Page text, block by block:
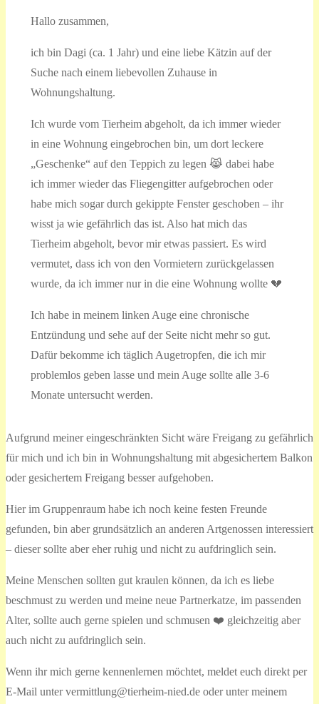
Hallo zusammen,
ich bin Dagi (ca. 1 Jahr) und eine liebe Kätzin auf der
Suche nach einem liebevollen Zuhause in
Wohnungshaltung.
Ich wurde vom Tierheim abgeholt, da ich immer wieder
in eine Wohnung eingebrochen bin, um dort leckere
„Geschenke“ auf den Teppich zu legen 😹 dabei habe
ich immer wieder das Fliegengitter aufgebrochen oder
habe mich sogar durch gekippte Fenster geschoben – ihr
wisst ja wie gefährlich das ist. Also hat mich das
Tierheim abgeholt, bevor mir etwas passiert. Es wird
vermutet, dass ich von den Vormietern zurückgelassen
wurde, da ich immer nur in die eine Wohnung wollte 💔
Ich habe in meinem linken Auge eine chronische
Entzündung und sehe auf der Seite nicht mehr so gut.
Dafür bekomme ich täglich Augetropfen, die ich mir
problemlos geben lasse und mein Auge sollte alle 3-6
Monate untersucht werden.
Aufgrund meiner eingeschränkten Sicht wäre Freigang zu gefährlich
für mich und ich bin in Wohnungshaltung mit abgesichertem Balkon
oder gesichertem Freigang besser aufgehoben.
Hier im Gruppenraum habe ich noch keine festen Freunde
gefunden, bin aber grundsätzlich an anderen Artgenossen interessiert
– dieser sollte aber eher ruhig und nicht zu aufdringlich sein.
Meine Menschen sollten gut kraulen können, da ich es liebe
beschmust zu werden und meine neue Partnerkatze, im passenden
Alter, sollte auch gerne spielen und schmusen ❤️ gleichzeitig aber
auch nicht zu aufdringlich sein.
Wenn ihr mich gerne kennenlernen möchtet, meldet euch direkt per
E-Mail unter vermittlung@tierheim-nied.de oder unter meinem